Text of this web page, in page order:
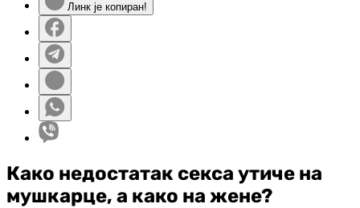
Линк је копиран!
Како недостатак секса утиче на
мушкарце, а како на жене?